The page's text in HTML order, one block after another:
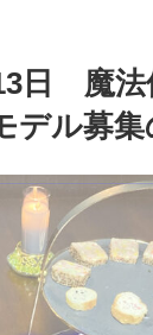
日 魔
デル募